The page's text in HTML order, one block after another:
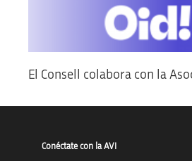
El Consell colabora con la
Conéctate con la AVI